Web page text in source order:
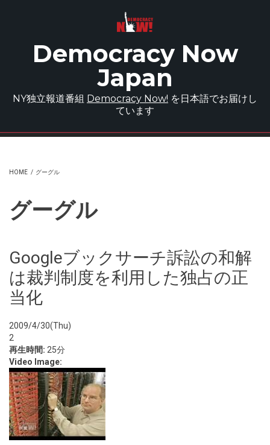
Democracy Now
Japan
NY独立報道番組 Democracy Now! を日本語でお届けし
ています
HOME / グーグル
グーグル
Googleブックサーチ訴訟の和解
は裁判制度を利用した独占の正
当化
2009/4/30(Thu)
2
再生時間: 25分
Video Image: